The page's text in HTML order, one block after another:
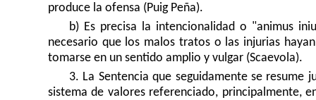
produce la ofensa (Puig Peña).
b) Es precisa la intencionalidad o "animus
necesario que los malos tratos o las injurias
tomarse en un sentido amplio y vulgar (Scaevola).
3. La Sentencia que seguidamente se
sistema de valores referenciado, principalmente,